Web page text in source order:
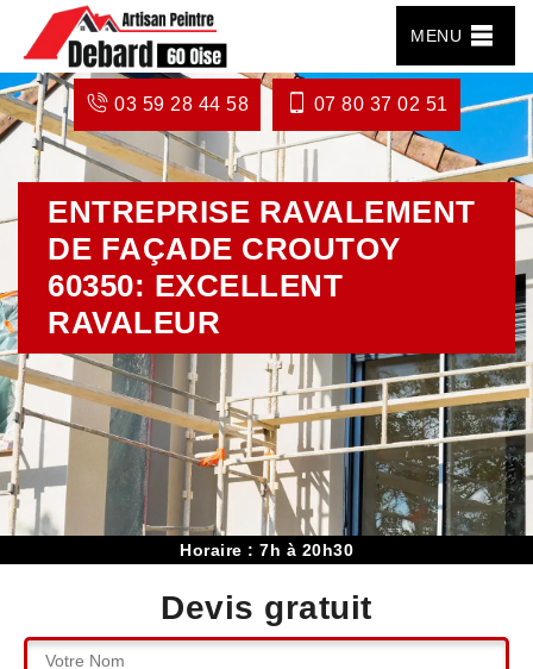
MENU
03 59 28 44 58 07 80 37 02 51
ENTREPRISE RAVALEMENT
DE FAÇADE CROUTOY
60350: EXCELLENT
RAVALEUR
Horaire : 7h à 20h30
Devis gratuit